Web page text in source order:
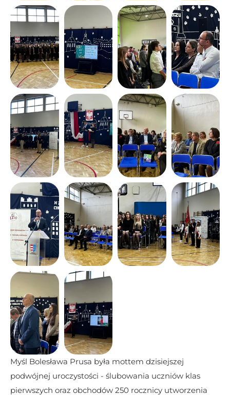
Myśl Bolesława Prusa była mottem dzisiejszej
podwójnej uroczystości - ślubowania uczniów klas
pierwszych oraz obchodów 250 rocznicy utworzenia